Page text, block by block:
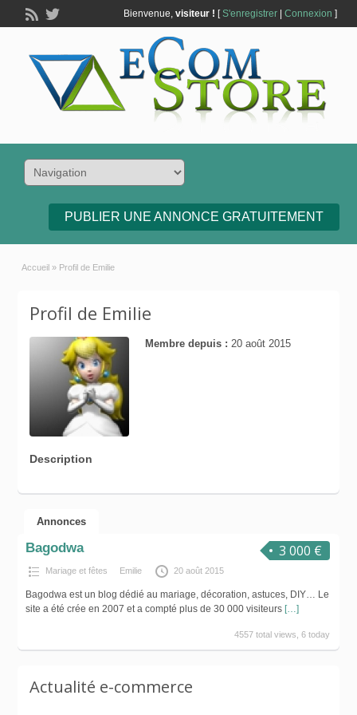
Bienvenue, visiteur ! [S'enregistrer| Connexion ]
PUBLIER UNE ANNONCE GRATUITEMENT
Accueil » Profil de Emilie
Profil de Emilie
Membre depuis : 20 août 2015
Description
Annonces
3 000 €
Bagodwa
Mariage et fêtes Emilie 20 août 2015
Bagodwa est un blog dédié au mariage, décoration, astuces, DIY… Le
site a été crée en 2007 et a compté plus de 30 000 visiteurs […]
4557 total views, 6 today
Actualité e-commerce